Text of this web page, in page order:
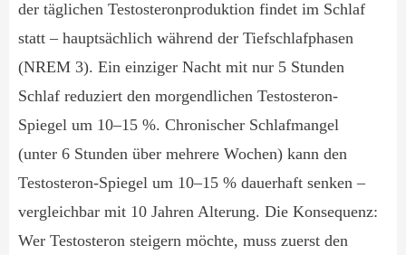
der täglichen Testosteronproduktion findet im Schlaf
statt – hauptsächlich während der Tiefschlafphasen
(NREM 3). Ein einziger Nacht mit nur 5 Stunden
Schlaf reduziert den morgendlichen Testosteron-
Spiegel um 10–15 %. Chronischer Schlafmangel
(unter 6 Stunden über mehrere Wochen) kann den
Testosteron-Spiegel um 10–15 % dauerhaft senken –
vergleichbar mit 10 Jahren Alterung. Die Konsequenz:
Wer Testosteron steigern möchte, muss zuerst den